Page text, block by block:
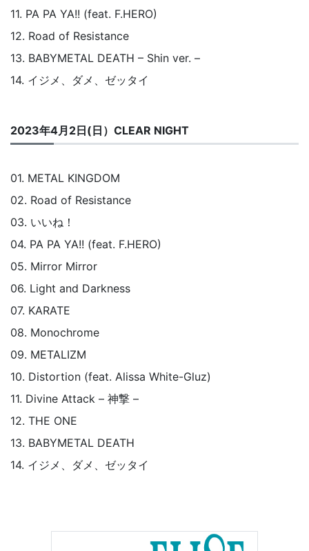
11. PA PA YA!! (feat. F.HERO)
12. Road of Resistance
13. BABYMETAL DEATH – Shin ver. –
14. イジメ、ダメ、ゼッタイ
2023年4月2日(日）CLEAR NIGHT
01. METAL KINGDOM
02. Road of Resistance
03. いいね！
04. PA PA YA!! (feat. F.HERO)
05. Mirror Mirror
06. Light and Darkness
07. KARATE
08. Monochrome
09. METALIZM
10. Distortion (feat. Alissa White-Gluz)
11. Divine Attack – 神撃 –
12. THE ONE
13. BABYMETAL DEATH
14. イジメ、ダメ、ゼッタイ